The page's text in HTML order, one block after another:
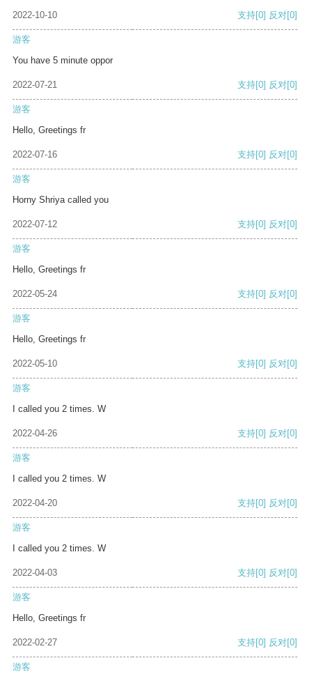
2022-10-10 支持[0] 反对[0]
游客
You have 5 minute oppor
2022-07-21 支持[0] 反对[0]
游客
Hello, Greetings fr
2022-07-16 支持[0] 反对[0]
游客
Horny Shriya called you
2022-07-12 支持[0] 反对[0]
游客
Hello, Greetings fr
2022-05-24 支持[0] 反对[0]
游客
Hello, Greetings fr
2022-05-10 支持[0] 反对[0]
游客
I called you 2 times. W
2022-04-26 支持[0] 反对[0]
游客
I called you 2 times. W
2022-04-20 支持[0] 反对[0]
游客
I called you 2 times. W
2022-04-03 支持[0] 反对[0]
游客
Hello, Greetings fr
2022-02-27 支持[0] 反对[0]
游客